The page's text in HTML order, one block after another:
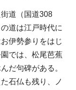
道（国道308
道は江戸時代に
伊勢参りをはじ
では、松尾芭蕉
だ句碑がある。
石仏も残り、ノ